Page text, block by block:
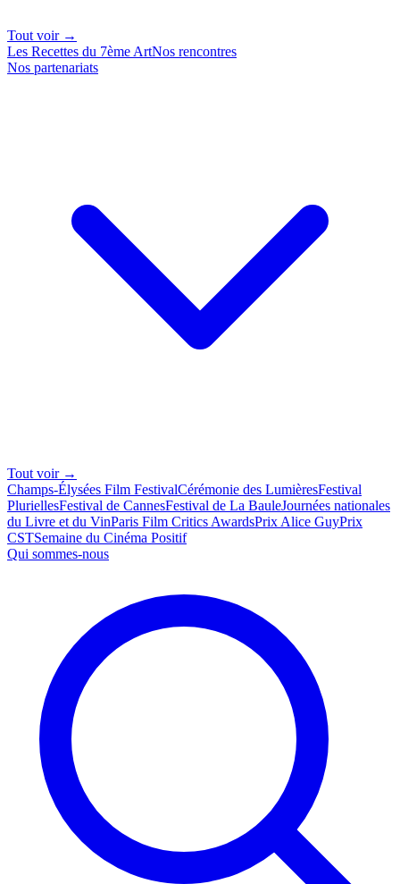
Tout voir →
Les Recettes du 7ème ArtNos rencontres
Nos partenariats
Tout voir →
Champs-Élysées Film FestivalCérémonie des LumièresFestival
PluriellesFestival de CannesFestival de La BauleJournées nationales
du Livre et du VinParis Film Critics AwardsPrix Alice GuyPrix
CSTSemaine du Cinéma Positif
Qui sommes-nous